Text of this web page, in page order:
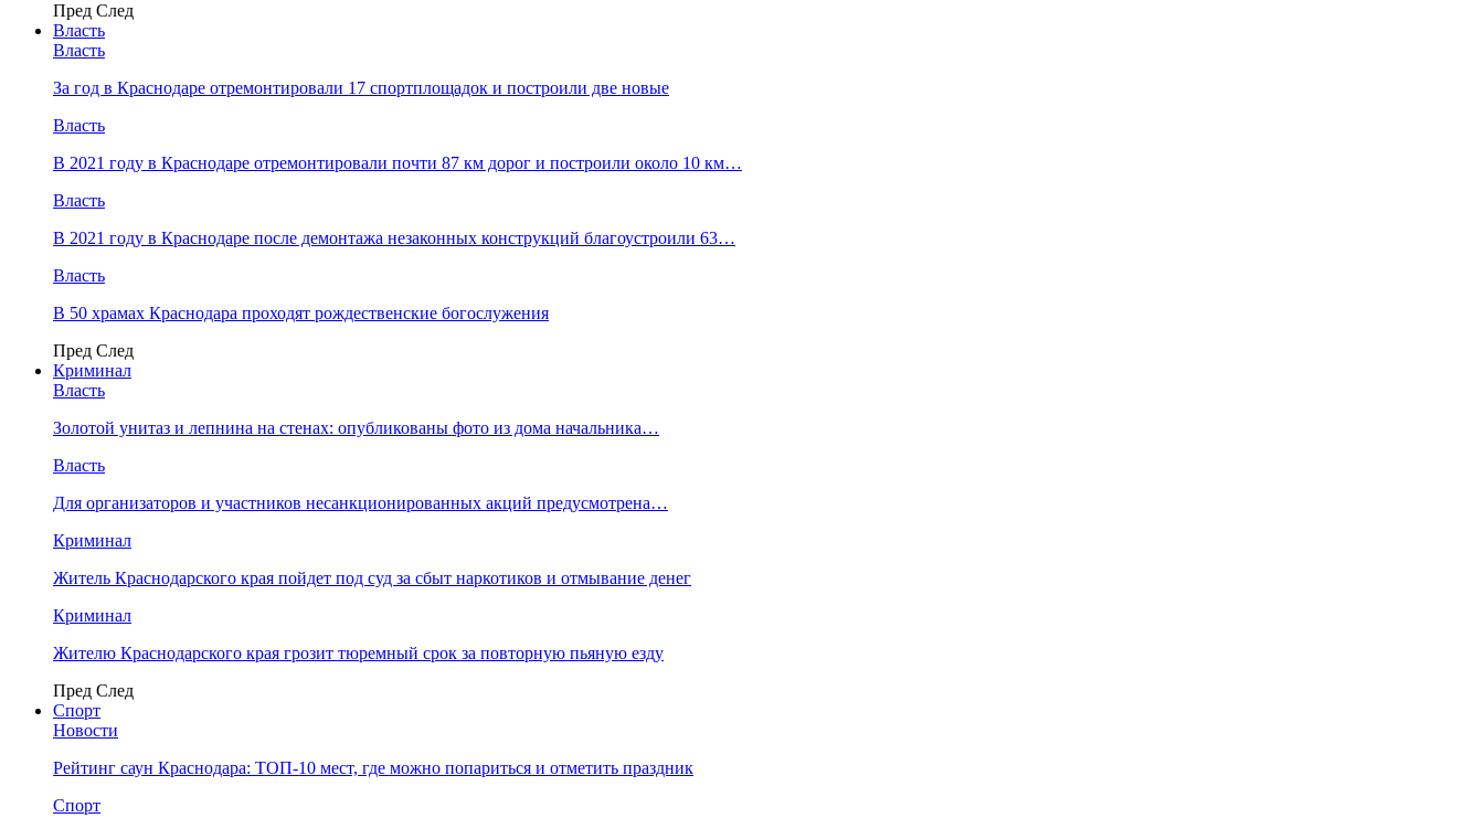
Пред След
Власть
Власть
За год в Краснодаре отремонтировали 17 спортплощадок и построили две новые
Власть
В 2021 году в Краснодаре отремонтировали почти 87 км дорог и построили около 10 км…
Власть
В 2021 году в Краснодаре после демонтажа незаконных конструкций благоустроили 63…
Власть
В 50 храмах Краснодара проходят рождественские богослужения
Пред След
Криминал
Власть
​Золотой унитаз и лепнина на стенах: опубликованы фото из дома начальника…
Власть
Для организаторов и участников несанкционированных акций предусмотрена…
Криминал
Житель Краснодарского края пойдет под суд за сбыт наркотиков и отмывание денег
Криминал
Жителю Краснодарского края грозит тюремный срок за повторную пьяную езду
Пред След
Спорт
Новости
Рейтинг саун Краснодара: ТОП-10 мест, где можно попариться и отметить праздник
Спорт